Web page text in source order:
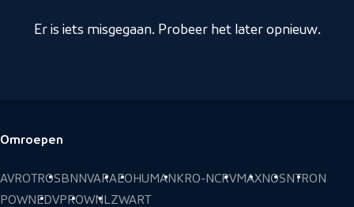
Er is iets misgegaan. Probeer het later opnieuw.
Voettekst
Omroepen
AVROTROS BNNVARAEO HUMAN KRO-NCRVMAXNOS NTRON
POWNEDVPROWNLZWART